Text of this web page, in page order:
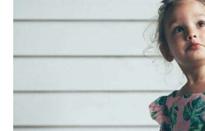
t
i
o
n
t